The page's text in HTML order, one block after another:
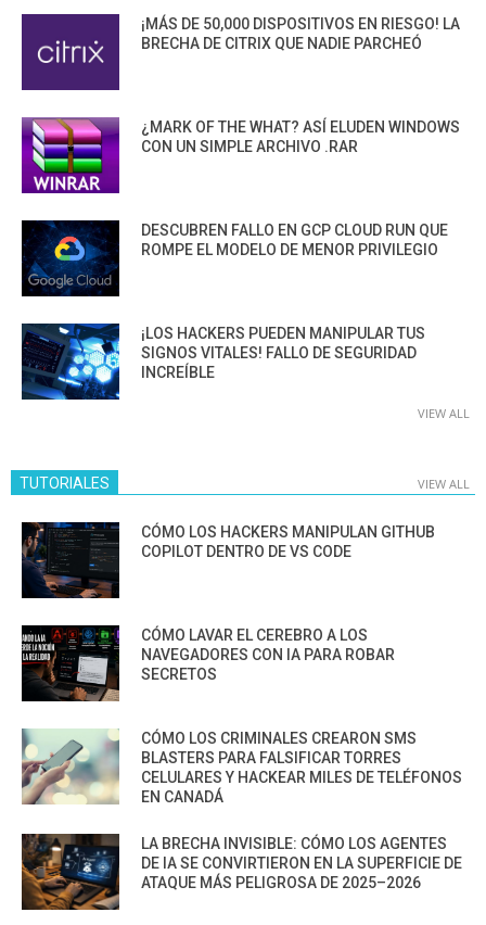
¡MÁS DE 50,000 DISPOSITIVOS EN RIESGO! LA
BRECHA DE CITRIX QUE NADIE PARCHEÓ
¿MARK OF THE WHAT? ASÍ ELUDEN WINDOWS
CON UN SIMPLE ARCHIVO .RAR
DESCUBREN FALLO EN GCP CLOUD RUN QUE
ROMPE EL MODELO DE MENOR PRIVILEGIO
¡LOS HACKERS PUEDEN MANIPULAR TUS
SIGNOS VITALES! FALLO DE SEGURIDAD
INCREÍBLE
VIEW ALL
TUTORIALES VIEW ALL
CÓMO LOS HACKERS MANIPULAN GITHUB
COPILOT DENTRO DE VS CODE
CÓMO LAVAR EL CEREBRO A LOS
NAVEGADORES CON IA PARA ROBAR
SECRETOS
CÓMO LOS CRIMINALES CREARON SMS
BLASTERS PARA FALSIFICAR TORRES
CELULARES Y HACKEAR MILES DE TELÉFONOS
EN CANADÁ
LA BRECHA INVISIBLE: CÓMO LOS AGENTES
DE IA SE CONVIRTIERON EN LA SUPERFICIE DE
ATAQUE MÁS PELIGROSA DE 2025–2026